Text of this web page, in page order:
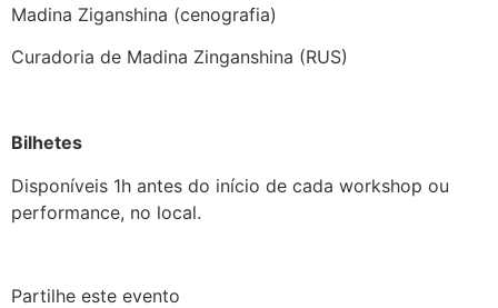
Madina Ziganshina (cenografia)
Curadoria de Madina Zinganshina (RUS)
Bilhetes
Disponíveis 1h antes do início de cada workshop ou
performance, no local.
Partilhe este evento